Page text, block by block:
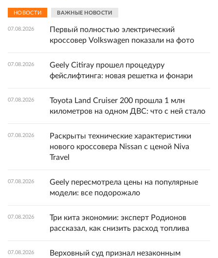
НОВОСТИ ВАЖНЫЕ НОВОСТИ
07.08.2026
Первый полностью электрический
кроссовер Volkswagen показали на фото
07.08.2026
Geely Citiray прошел процедуру
фейслифтинга: новая решетка и фонари
07.08.2026
Toyota Land Cruiser 200 прошла 1 млн
километров на одном ДВС: что с ней стало
07.08.2026
Раскрыты технические характеристики
нового кроссовера Nissan с ценой Niva
Travel
07.08.2026
Geely пересмотрела цены на популярные
модели: все подорожало
07.08.2026
Три кита экономии: эксперт Родионов
рассказал, как снизить расход топлива
07.08.2026
Верховный суд признал незаконным